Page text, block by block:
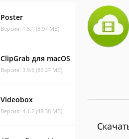
Poster
Версия: 1.5.1 (8.97 МБ)
ClipGrab для macOS
Версия: 3.9.6 (85.27 МБ)
Videobox
Версия: 4.1.2 (48.38 МБ)